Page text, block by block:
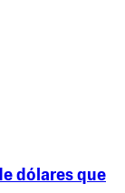
dólares que